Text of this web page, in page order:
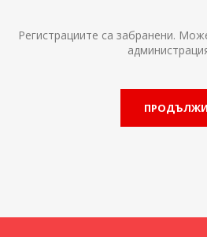
Регистрациите са забранени.